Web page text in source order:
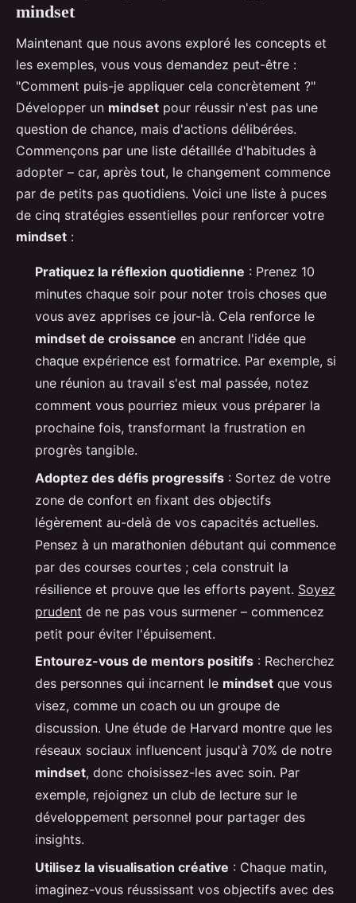
mindset
Maintenant que nous avons exploré les concepts et
les exemples, vous vous demandez peut-être :
"Comment puis-je appliquer cela concrètement ?"
Développer un mindset pour réussir n'est pas une
question de chance, mais d'actions délibérées.
Commençons par une liste détaillée d'habitudes à
adopter – car, après tout, le changement commence
par de petits pas quotidiens. Voici une liste à puces
de cinq stratégies essentielles pour renforcer votre
mindset :
Pratiquez la réflexion quotidienne : Prenez 10
minutes chaque soir pour noter trois choses que
vous avez apprises ce jour-là. Cela renforce le
mindset de croissance en ancrant l'idée que
chaque expérience est formatrice. Par exemple, si
une réunion au travail s'est mal passée, notez
comment vous pourriez mieux vous préparer la
prochaine fois, transformant la frustration en
progrès tangible.
Adoptez des défis progressifs : Sortez de votre
zone de confort en fixant des objectifs
légèrement au-delà de vos capacités actuelles.
Pensez à un marathonien débutant qui commence
par des courses courtes ; cela construit la
résilience et prouve que les efforts payent. Soyez
prudent de ne pas vous surmener – commencez
petit pour éviter l'épuisement.
Entourez-vous de mentors positifs : Recherchez
des personnes qui incarnent le mindset que vous
visez, comme un coach ou un groupe de
discussion. Une étude de Harvard montre que les
réseaux sociaux influencent jusqu'à 70% de notre
mindset, donc choisissez-les avec soin. Par
exemple, rejoignez un club de lecture sur le
développement personnel pour partager des
insights.
Utilisez la visualisation créative : Chaque matin,
imaginez-vous réussissant vos objectifs avec des